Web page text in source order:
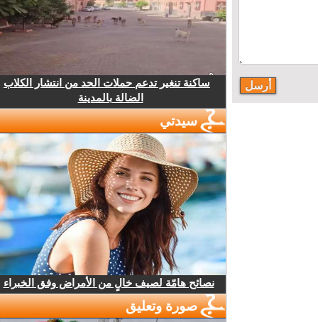
ساكنة تنغير تدعم حملات الحد من انتشار الكلاب
الضالة بالمدينة
سيدتي
نصائح هامّة لصيف خالٍ من الأمراض وفق الخبراء
صورة وتعليق